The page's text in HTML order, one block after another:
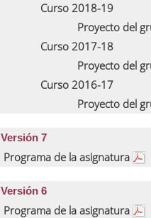
Curso 2018-19
Proyecto del
Curso 2017-18
Proyecto del
Curso 2016-17
Proyecto del
Versión 7
Programa de la asignatura
Versión 6
Programa de la asignatura